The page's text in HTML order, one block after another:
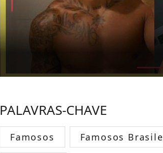
PALAVRAS-CHAVE
Famosos Famosos